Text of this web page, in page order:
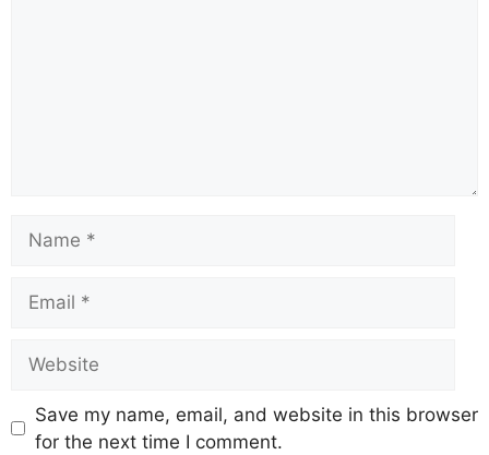
Save my name, email, and website in this browser
for the next time I comment.